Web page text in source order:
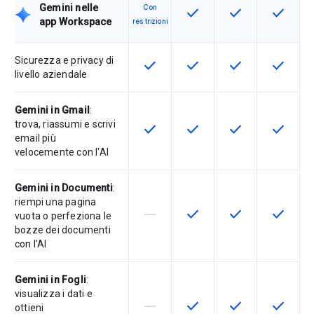
Gemini nelle
app Workspace
Con
restrizioni
Questa funzionalità è
check Questa
check Questa
check
Sicurezza e privacy di
livello aziendale
Questa funzionalità è disponibile
check Questa funzionalità è
check Questa
check Questa
check
Gemini in Gmail :
trova, riassumi e scrivi
email più
velocemente con l'AI
Questa funzionalità è disponibile
check Questa funzionalità è
check Questa
check Questa
check
Gemini in Documenti:
riempi una pagina
vuota o perfeziona le
bozze dei documenti
con l'AI
La funzionalità non è supportata
horizontal_rule Questa funzionalità è
check Questa
check Questa
check
Gemini in Fogli:
visualizza i dati e
ottieni
La funzionalità non è supportata
horizontal_rule Questa funzionalità è
check Questa
check Questa
check